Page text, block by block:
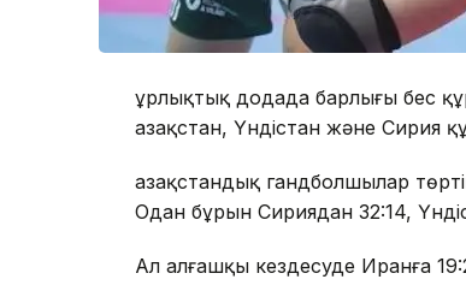
Құрлықтық додада барлығы бес
Қазақстан, Үндістан және Сирия
Қазақстандық гандболшылар
Одан бұрын Сириядан 32:14,
Ал алғашқы кездесуде Иранға